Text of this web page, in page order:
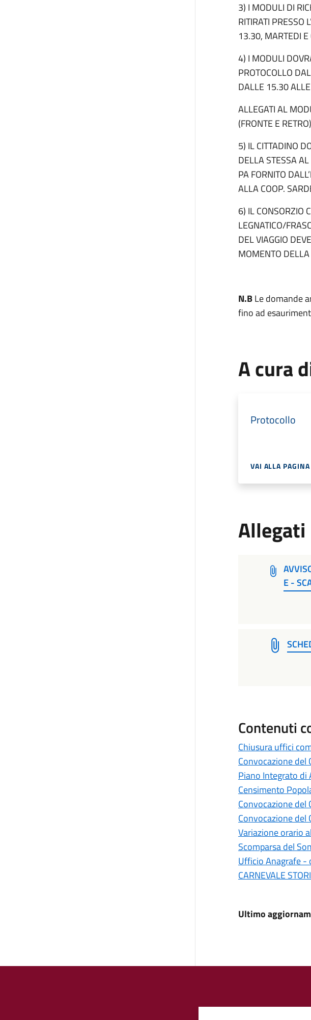
3) I MODULI DI
RITIRATI PRESSO
13.30, MARTEDI
4) I MODULI
PROTOCOLLO
DALLE 15.30
ALLEGATI AL
(FRONTE E RETRO)
5) IL CITTADINO
DELLA STESSA
PA FORNITO
ALLA COOP.
6) IL CONSORZIO
LEGNATICO/
DEL VIAGGIO
MOMENTO
N.BLe domande
fino ad
A cura
Protocollo
VAI ALLA PAGINA
Allegati
E -
Contenuti
Chiusura uffici
Convocazione del
Piano Integrato di
Censimento
Convocazione del
Convocazione del
Variazione orario
Scomparsa del
Ufficio Anagrafe -
CARNEVALE
Ultimo